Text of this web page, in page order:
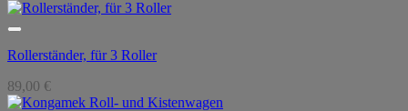
Rollerständer, für 3 Roller
89,00 €